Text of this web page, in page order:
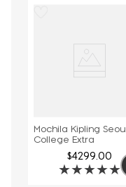
Mochila Kipling Seoul
College Extra
$4299.00
★★★★★